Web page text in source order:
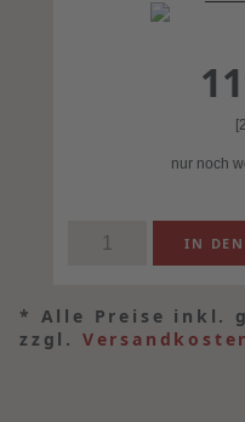
nur noch
* Alle Preise inkl.
zzgl.